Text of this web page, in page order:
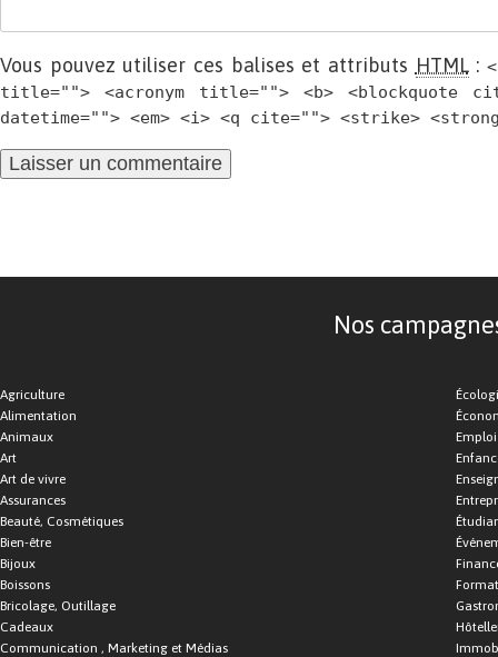
Vous pouvez utiliser ces balises et attributs HTML:
title=""> <acronym title=""> <b> <blockquote
datetime=""> <em> <i> <q cite=""> <strike>
Nos
Agriculture
Alimentation
Animaux
Art
Art de vivre
Assurances
Beauté, Cosmétiques
Bien-être
Bijoux
Boissons
Bricolage, Outillage
Cadeaux
Communication , Marketing et Médias
Emploi